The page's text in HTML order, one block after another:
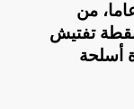
وهو رجل يبلغ من العمر 31 عاما، من
نقطة تفتيش
أسلحة